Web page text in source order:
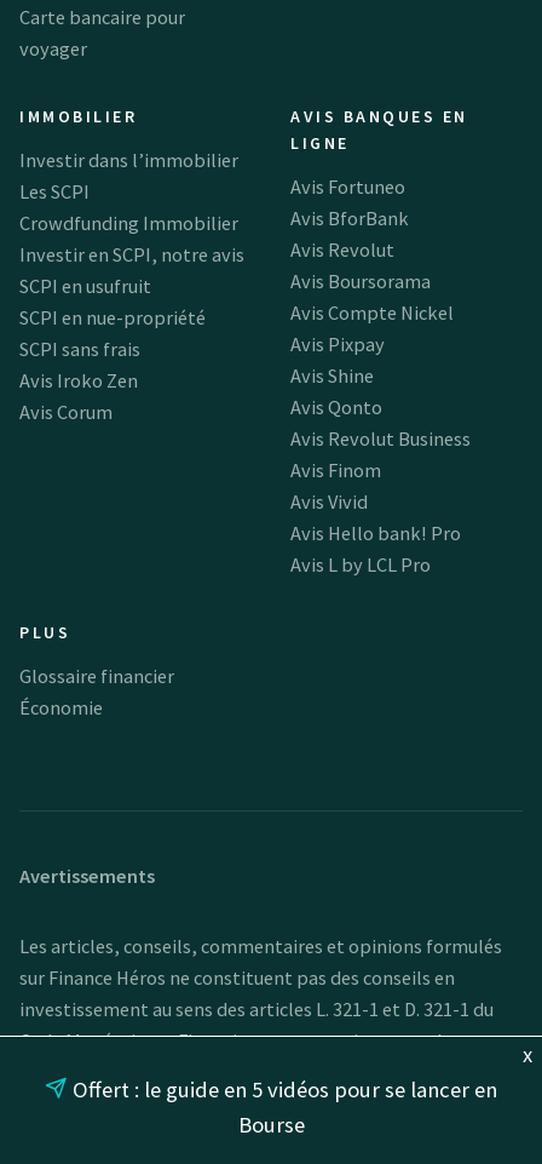
x
Offert : le guide en 5 vidéos pour se lancer en
Bourse
Carte bancaire pour
voyager
IMMOBILIER
Investir dans l’immobilier
Les SCPI
Crowdfunding Immobilier
Investir en SCPI, notre avis
SCPI en usufruit
SCPI en nue-propriété
SCPI sans frais
Avis Iroko Zen
Avis Corum
AVIS BANQUES EN
LIGNE
Avis Fortuneo
Avis BforBank
Avis Revolut
Avis Boursorama
Avis Compte Nickel
Avis Pixpay
Avis Shine
Avis Qonto
Avis Revolut Business
Avis Finom
Avis Vivid
Avis Hello bank! Pro
Avis L by LCL Pro
PLUS
Glossaire financier
Économie
Avertissements
Les articles, conseils, commentaires et opinions formulés
sur Finance Héros ne constituent pas des conseils en
investissement au sens des articles L. 321-1 et D. 321-1 du
Code Monétaire et Financier, et ne sauraient remplacer un
conseil personnalisé prodigué par une personne habilitée à
la suite d’une étude approfondie des besoins de son client.
A toute fins utiles, nous rappelons également à nos lecteurs